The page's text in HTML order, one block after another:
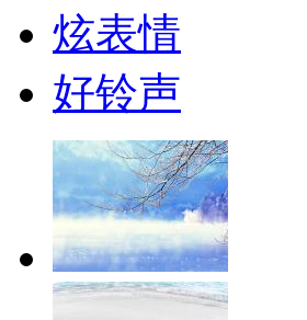
炫表情
好铃声